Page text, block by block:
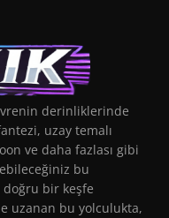
derinliklerinde
uzay temalı
ve daha fazlası gibi
bu
doğru bir keşfe
uzanan bu yolculukta,